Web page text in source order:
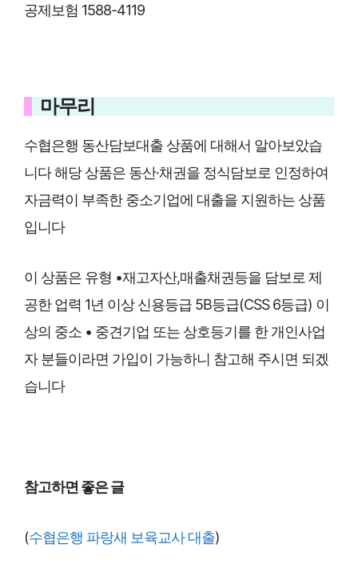
공제보험 1588-4119
마무리
수협은행 동산담보대출 상품에 대해서 알아보았습
니다 해당 상품은 동산·채권을 정식담보로 인정하여
자금력이 부족한 중소기업에 대출을 지원하는 상품
입니다
이 상품은 유형 •재고자산,매출채권등을 담보로 제
공한 업력 1년 이상 신용등급 5B등급(CSS 6등급) 이
상의 중소 • 중견기업 또는 상호등기를 한 개인사업
자 분들이라면 가입이 가능하니 참고해 주시면 되겠
습니다
참고하면 좋은 글
(수협은행 파랑새 보육교사 대출)